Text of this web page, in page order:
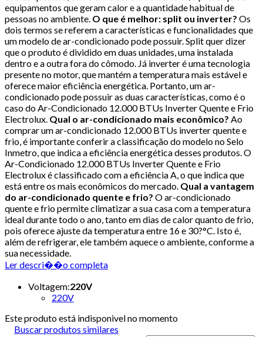
equipamentos que geram calor e a quantidade habitual de
pessoas no ambiente. O que é melhor: split ou inverter? Os
dois termos se referem a características e funcionalidades que
um modelo de ar-condicionado pode possuir. Split quer dizer
que o produto é dividido em duas unidades, uma instalada
dentro e a outra fora do cômodo. Já inverter é uma tecnologia
presente no motor, que mantém a temperatura mais estável e
oferece maior eficiência energética. Portanto, um ar-
condicionado pode possuir as duas características, como é o
caso do Ar-Condicionado 12.000 BTUs Inverter Quente e Frio
Electrolux. Qual o ar-condicionado mais econômico? Ao
comprar um ar-condicionado 12.000 BTUs inverter quente e
frio, é importante conferir a classificação do modelo no Selo
Inmetro, que indica a eficiência energética desses produtos. O
Ar-Condicionado 12.000 BTUs Inverter Quente e Frio
Electrolux é classificado com a eficiência A, o que indica que
está entre os mais econômicos do mercado. Qual a vantagem
do ar-condicionado quente e frio? O ar-condicionado
quente e frio permite climatizar a sua casa com a temperatura
ideal durante todo o ano, tanto em dias de calor quanto de frio,
pois oferece ajuste da temperatura entre 16 e 30?°C. Isto é,
além de refrigerar, ele também aquece o ambiente, conforme a
sua necessidade.
Ler descri��o completa
Voltagem:220V
220V
Este produto está indisponivel no momento
Buscar produtos similares